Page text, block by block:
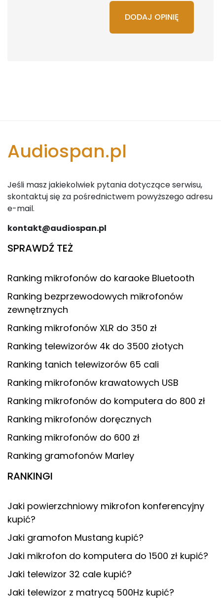
DODAJ OPINIĘ
Audiospan.pl
Jeśli masz jakiekolwiek pytania dotyczące serwisu,
skontaktuj się za pośrednictwem powyższego adresu
e-mail.
kontakt@audiospan.pl
SPRAWDŹ TEŻ
Ranking mikrofonów do karaoke Bluetooth
Ranking bezprzewodowych mikrofonów
zewnętrznych
Ranking mikrofonów XLR do 350 zł
Ranking telewizorów 4k do 3500 złotych
Ranking tanich telewizorów 65 cali
Ranking mikrofonów krawatowych USB
Ranking mikrofonów do komputera do 800 zł
Ranking mikrofonów doręcznych
Ranking mikrofonów do 600 zł
Ranking gramofonów Marley
RANKINGI
Jaki powierzchniowy mikrofon konferencyjny
kupić?
Jaki gramofon Mustang kupić?
Jaki mikrofon do komputera do 1500 zł kupić?
Jaki telewizor 32 cale kupić?
Jaki telewizor z matrycą 500Hz kupić?